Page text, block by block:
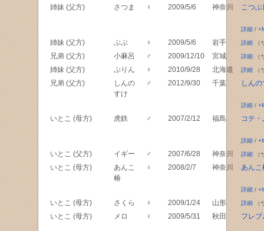
姉妹 (父方) さつま ♀ 2009/5/6 神奈川 こつぶ
詳細/
姉妹 (父方) ぶぶ ♀ 2009/5/6 岩手 詳細（
兄弟 (父方) 小麻呂 ♂ 2009/12/10 宮城 詳細（
姉妹 (父方) ぷりん ♀ 2010/9/28 北海道 詳細（
兄弟 (父方)
しんの
すけ
♂ 2012/9/30 千葉 しんの
詳細/
いとこ (母方) 虎鉄 ♂ 2007/2/12 福島 コテ・
詳細/
いとこ (父方) イギー ♂ 2007/6/28 神奈川 詳細（
いとこ (母方)
あんこ
椿
♀ 2008/2/7 神奈川 あんこ
詳細/
いとこ (母方) さくら ♀ 2009/1/24 山形 詳細（
いとこ (母方) メロ ♀ 2009/5/31 秋田 フレブ